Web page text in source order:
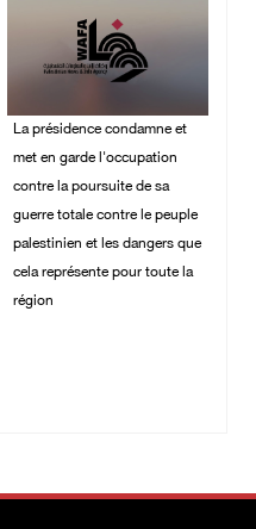
La présidence condamne et
met en garde l'occupation
contre la poursuite de sa
guerre totale contre le peuple
palestinien et les dangers que
cela représente pour toute la
région